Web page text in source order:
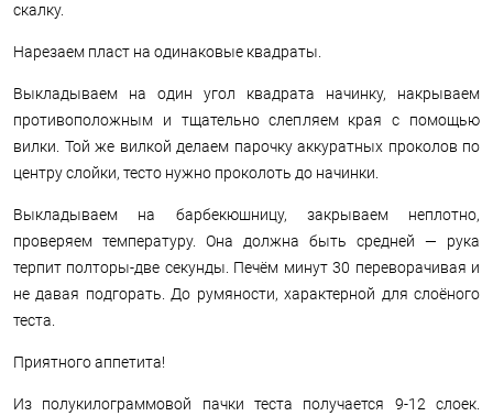
скалку.
Нарезаем пласт на одинаковые квадраты.
Выкладываем на один угол квадрата начинку, накрываем
противоположным и тщательно слепляем края с помощью
вилки. Той же вилкой делаем парочку аккуратных проколов по
центру слойки, тесто нужно проколоть до начинки.
Выкладываем на барбекюшницу, закрываем неплотно,
проверяем температуру. Она должна быть средней — рука
терпит полторы-две секунды. Печём минут 30 переворачивая и
не давая подгорать. До румяности, характерной для слоёного
теста.
Приятного аппетита!
Из полукилограммовой пачки теста получается 9-12 слоек.